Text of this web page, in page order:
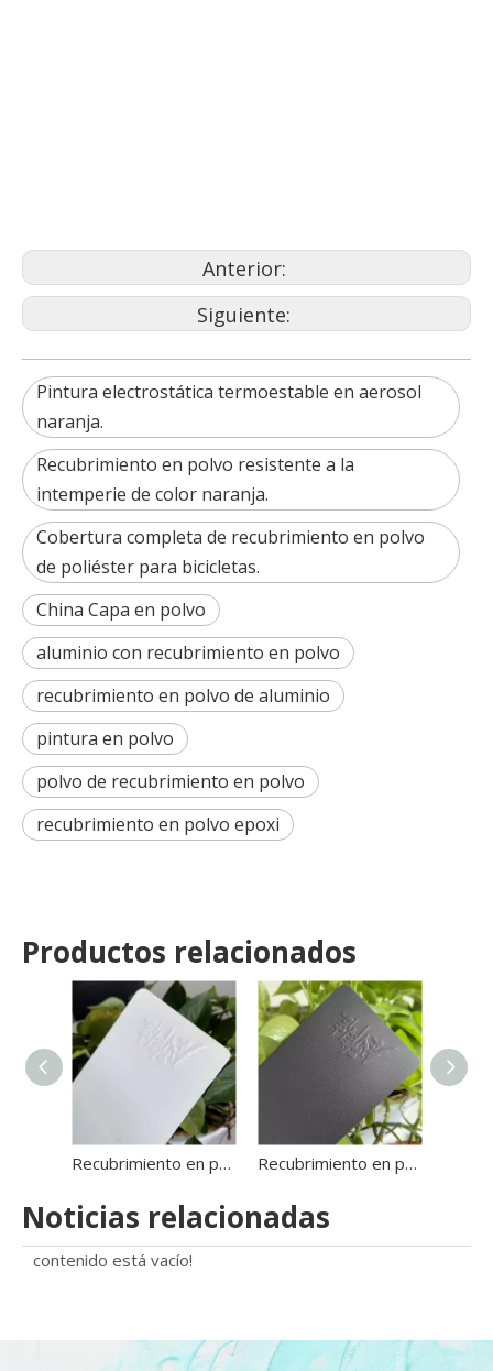
Anterior:
Siguiente:
Pintura electrostática termoestable en aerosol
naranja.
Recubrimiento en polvo resistente a la
intemperie de color naranja.
Cobertura completa de recubrimiento en polvo
de poliéster para bicicletas.
China Capa en polvo
aluminio con recubrimiento en polvo
recubrimiento en polvo de aluminio
pintura en polvo
polvo de recubrimiento en polvo
recubrimiento en polvo epoxi
Productos relacionados
Recubrimiento en polvo de fluorocarbono súper duradero Recubrimiento en polvo resistente a altas temperaturas 600c
Noticias relacionadas
contenido está vacío!